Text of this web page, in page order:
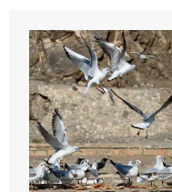
wächst
auch
in
Bayern